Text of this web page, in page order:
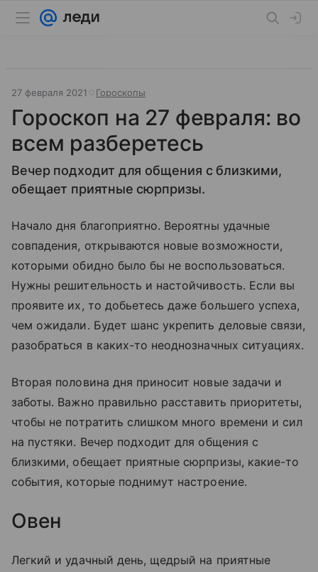
27 февраля 2021 Гороскопы
Гороскоп на 27 февраля: во
всем разберетесь
Вечер подходит для общения с близкими,
обещает приятные сюрпризы.
Начало дня благоприятно. Вероятны удачные
совпадения, открываются новые возможности,
которыми обидно было бы не воспользоваться.
Нужны решительность и настойчивость. Если вы
проявите их, то добьетесь даже большего успеха,
чем ожидали. Будет шанс укрепить деловые связи,
разобраться в каких-то неоднозначных ситуациях.
Вторая половина дня приносит новые задачи и
заботы. Важно правильно расставить приоритеты,
чтобы не потратить слишком много времени и сил
на пустяки. Вечер подходит для общения с
близкими, обещает приятные сюрпризы, какие-то
события, которые поднимут настроение.
Овен
Легкий и удачный день, щедрый на приятные